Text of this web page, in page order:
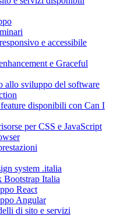
e accessibile
e Graceful
allo sviluppo del software
disponibili con Can I
per CSS e JavaScript
system .italia
Bootstrap Italia
React
Angular
di sito e servizi